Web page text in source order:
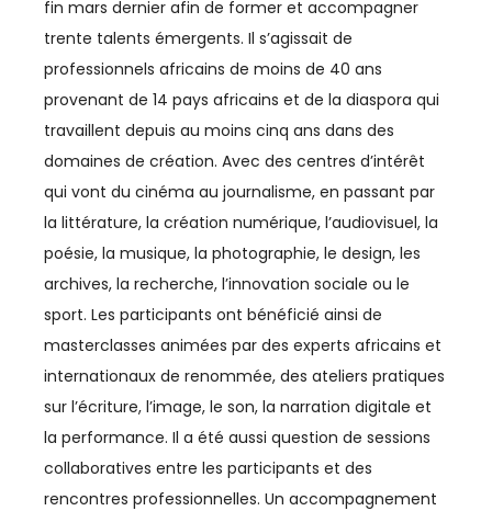
AUTOMOBILE
BUSINESS
CAN
CAN 2025
CASABLANCA-SETTAT
CHIMIE
CLIMAT
COMMERCE / DISTRIBUTION
fin mars dernier afin de former et accompagner
trente talents émergents. Il s’agissait de
professionnels africains de moins de 40 ans
provenant de 14 pays africains et de la diaspora qui
travaillent depuis au moins cinq ans dans des
domaines de création. Avec des centres d’intérêt
qui vont du cinéma au journalisme, en passant par
la littérature, la création numérique, l’audiovisuel, la
poésie, la musique, la photographie, le design, les
archives, la recherche, l’innovation sociale ou le
sport. Les participants ont bénéficié ainsi de
masterclasses animées par des experts africains et
internationaux de renommée, des ateliers pratiques
sur l’écriture, l’image, le son, la narration digitale et
la performance. Il a été aussi question de sessions
collaboratives entre les participants et des
rencontres professionnelles. Un accompagnement